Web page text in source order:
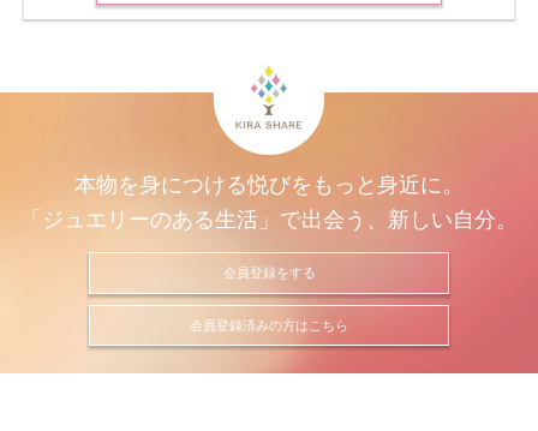
本物を身につける悦びをもっと身近に。
「ジュエリーのある生活」で出会う、新しい自分。
会員登録をする
会員登録済みの方はこちら